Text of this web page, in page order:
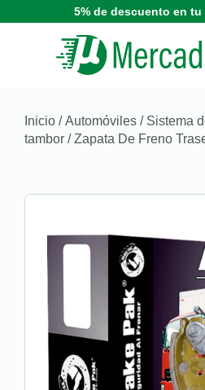
5% de descuento en tu
Inicio /Automóviles / Sistema
tambor / Zapata De Freno